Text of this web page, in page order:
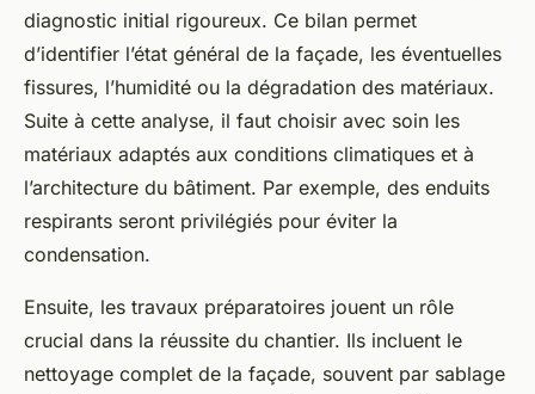
diagnostic initial rigoureux. Ce bilan permet
d’identifier l’état général de la façade, les éventuelles
fissures, l’humidité ou la dégradation des matériaux.
Suite à cette analyse, il faut choisir avec soin les
matériaux adaptés aux conditions climatiques et à
l’architecture du bâtiment. Par exemple, des enduits
respirants seront privilégiés pour éviter la
condensation.
Ensuite, les travaux préparatoires jouent un rôle
crucial dans la réussite du chantier. Ils incluent le
nettoyage complet de la façade, souvent par sablage